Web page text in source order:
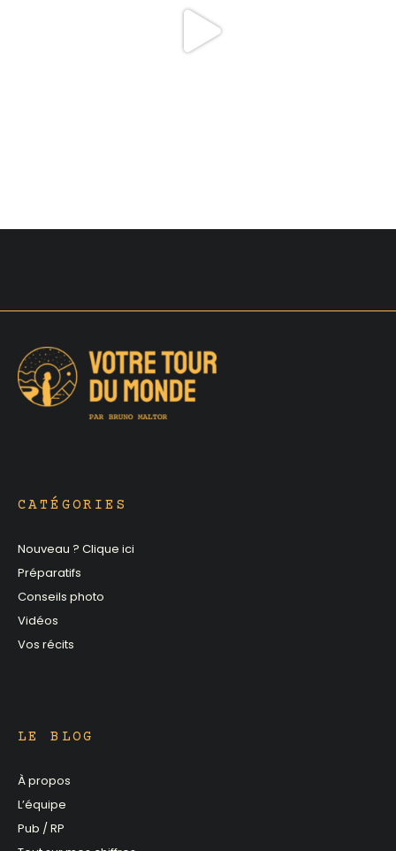
CATÉGORIES
Nouveau ? Clique ici
Préparatifs
Conseils photo
Vidéos
Vos récits
LE BLOG
À propos
L’équipe
Pub / RP